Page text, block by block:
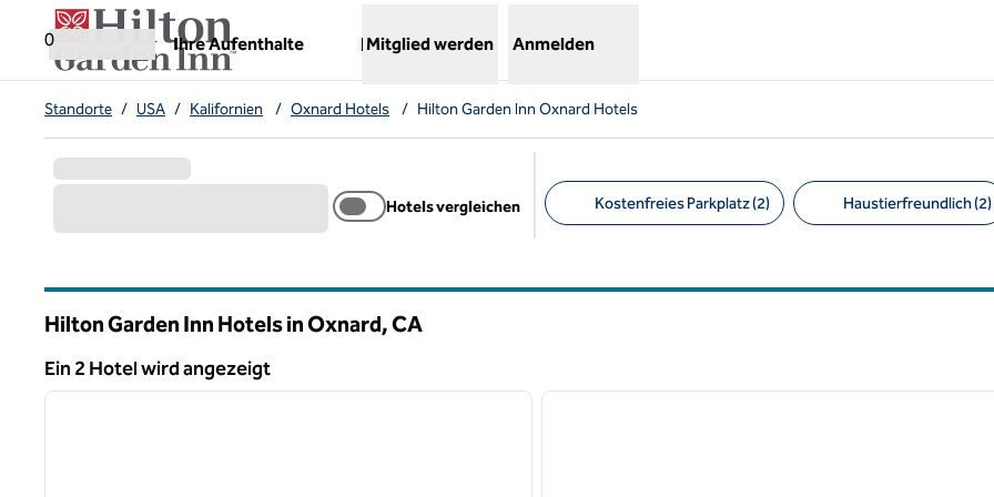
Weiter zum Inhalt
0
Ihre Aufenthalte
,öffnet neue Registerkarte
Mitglied werden Anmelden
Standorte / USA / Kalifornien / Oxnard Hotels / Hilton Garden Inn Oxnard Hotels
Hotels vergleichen Kostenfreies Parkplatz (2) Haustierfreundlich (2)
Hilton Garden Inn Hotels in Oxnard,CA
Ein 2 Hotel wird angezeigt
Ein 2 Hotel wird angezeigt
1 von 12
nächstes Bild
1 von 11